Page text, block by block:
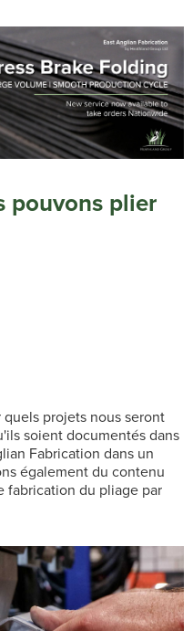
pouvons plier
projets nous seront
soient documentés dans
Fabrication dans un
également du contenu
fabrication du pliage par